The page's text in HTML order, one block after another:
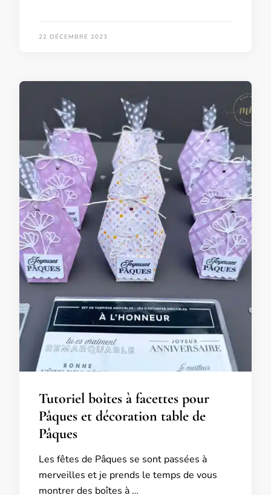
22 DÉCEMBRE 2023
Tutoriel boîtes à facettes pour
Pâques et décoration table de
Pâques
Les fêtes de Pâques se sont passées à
merveilles et je prends le temps de vous
montrer des boîtes à …